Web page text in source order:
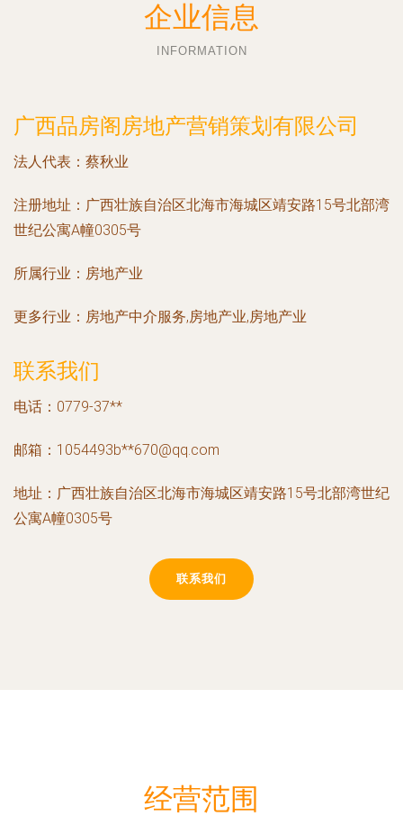
企业信息
INFORMATION
广西品房阁房地产营销策划有限公司
法人代表： 蔡秋业
注册地址： 广西壮族自治区北海市海城区靖安路15号北部湾
世纪公寓A幢0305号
所属行业： 房地产业
更多行业： 房地产中介服务,房地产业,房地产业
联系我们
电话：0779-37**
邮箱：1054493b**670@qq.com
地址：广西壮族自治区北海市海城区靖安路15号北部湾世纪
公寓A幢0305号
联系我们
经营范围